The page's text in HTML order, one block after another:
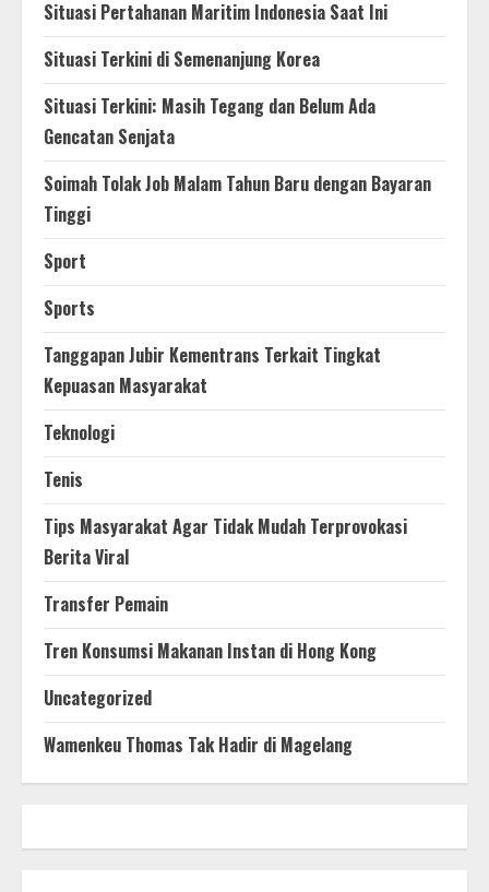
Situasi Pertahanan Maritim Indonesia Saat Ini
Situasi Terkini di Semenanjung Korea
Situasi Terkini: Masih Tegang dan Belum Ada
Gencatan Senjata
Soimah Tolak Job Malam Tahun Baru dengan Bayaran
Tinggi
Sport
Sports
Tanggapan Jubir Kementrans Terkait Tingkat
Kepuasan Masyarakat
Teknologi
Tenis
Tips Masyarakat Agar Tidak Mudah Terprovokasi
Berita Viral
Transfer Pemain
Tren Konsumsi Makanan Instan di Hong Kong
Uncategorized
Wamenkeu Thomas Tak Hadir di Magelang